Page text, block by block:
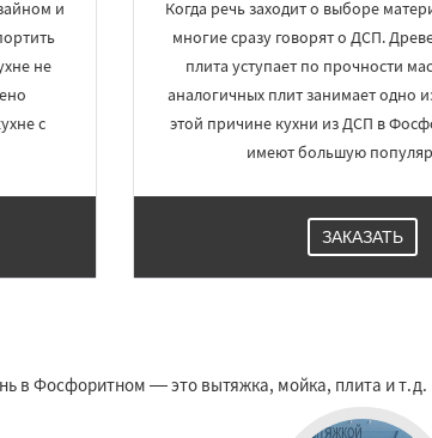
и
не
с
Когда речь заходит о выборе
многие сразу говорят о ДСП.
плита уступает по прочности
аналогичных плит занимает одно
этой причине кухни из ДСП в
имеют большую
ЗАКАЗАТЬ
в Фосфоритном — это вытяжка, мойка, плита и т.д.